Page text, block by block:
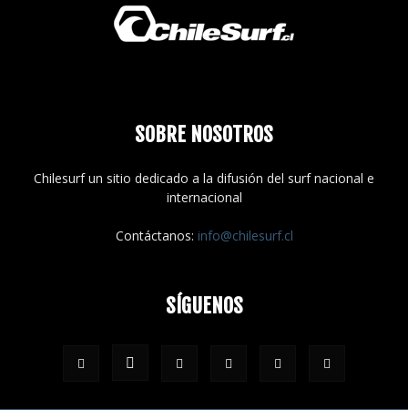
SOBRE NOSOTROS
Chilesurf un sitio dedicado a la difusión del surf nacional e
internacional
Contáctanos: info@chilesurf.cl
SÍGUENOS